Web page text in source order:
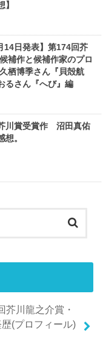
14日発表】第174回芥
補作と候補作家のプロ
栖博季さん『貝殻航
るさん『へび』編
川賞受賞作 沼田真佑
想。
芥川龍之介賞・
(プロフィール)